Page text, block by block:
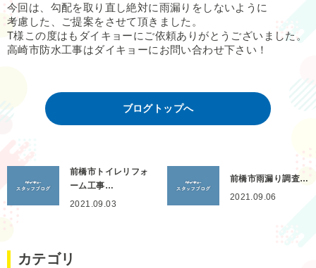
今回は、勾配を取り直し絶対に雨漏りをしないように
考慮した、ご提案をさせて頂きました。
T様この度はもダイキョーにご依頼ありがとうございました。
高崎市防水工事はダイキョーにお問い合わせ下さい！
ブログトップへ
前橋市トイレリフォ
ーム工事…
2021.09.03
前橋市雨漏り調査…
2021.09.06
カテゴリ